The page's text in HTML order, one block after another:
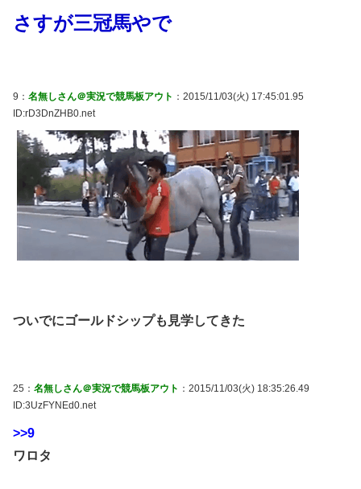
さすが三冠馬やで
9： 名無しさん＠実況で競馬板アウト ：2015/11/03(火) 17:45:01.95
ID:rD3DnZHB0.net
ついでにゴールドシップも見学してきた
25： 名無しさん＠実況で競馬板アウト ：2015/11/03(火) 18:35:26.49
ID:3UzFYNEd0.net
>>9
ワロタ